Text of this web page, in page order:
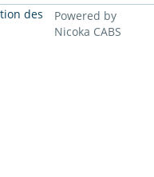
des
Powered by
Nicoka CABS